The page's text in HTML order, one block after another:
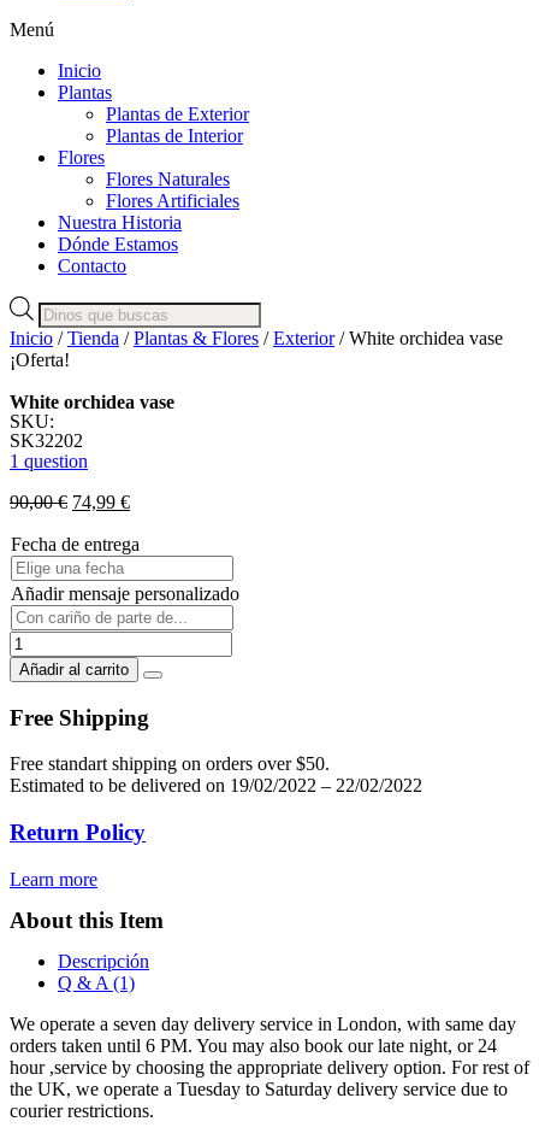
Menú
Inicio
Plantas
Plantas de Exterior
Plantas de Interior
Flores
Flores Naturales
Flores Artificiales
Nuestra Historia
Dónde Estamos
Contacto
Búsqueda
de
productos
Inicio /Tienda /Plantas & Flores /Exterior/ White orchidea vase
¡Oferta!
White orchidea vase
SKU:
SK32202
1 question
90,00€ 74,99 €
Fecha de entrega
Añadir mensaje personalizado
White
orchidea
vase
cantidad
Añadir al carrito
Free Shipping
Free standart shipping on orders over $50.
Estimated to be delivered on 19/02/2022 – 22/02/2022
Return Policy
Learn more
About this Item
Descripción
Q & A (1)
We operate a seven day delivery service in London, with same day
orders taken until 6 PM. You may also book our late night, or 24
hour ,service by choosing the appropriate delivery option. For rest of
the UK, we operate a Tuesday to Saturday delivery service due to
courier restrictions.